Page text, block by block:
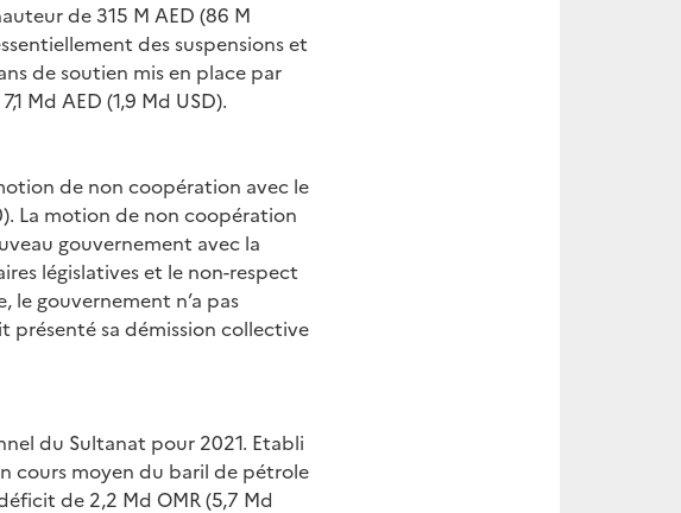
de 315 M AED (86 M
des suspensions et
de soutien mis en place par
Md AED (1,9 Md USD).
de non coopération avec le
La motion de non coopération
gouvernement avec la
législatives et le non-respect
le gouvernement n’a pas
présenté sa démission collective
du Sultanat pour 2021. Etabli
cours moyen du baril de pétrole
de 2,2 Md OMR (5,7 Md